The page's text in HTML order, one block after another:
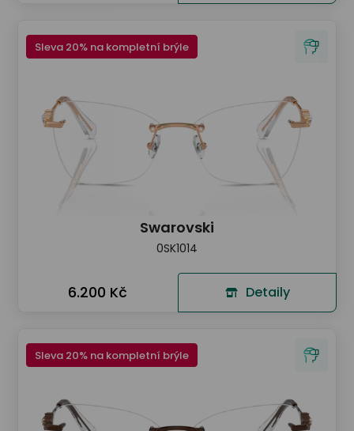
Sleva 20% na kompletní brýle
Swarovski
0SK1014
6.200 Kč Detaily
Sleva 20% na kompletní brýle